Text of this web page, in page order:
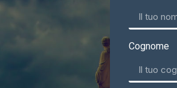
Cognome